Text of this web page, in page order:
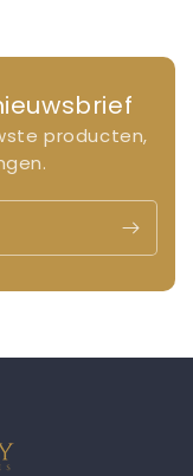
producten,